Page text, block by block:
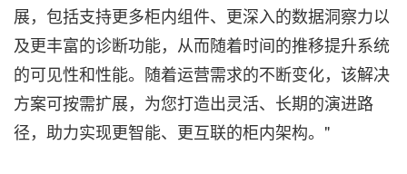
展，包括支持更多柜内组件、更深入的数据洞察力以
及更丰富的诊断功能，从而随着时间的推移提升系统
的可见性和性能。随着运营需求的不断变化，该解决
方案可按需扩展，为您打造出灵活、长期的演进路
径，助力实现更智能、更互联的柜内架构。"